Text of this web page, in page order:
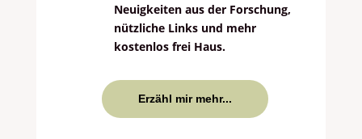
Neuigkeiten aus der Forschung,
nützliche Links und mehr
kostenlos frei Haus.
Erzähl mir mehr...